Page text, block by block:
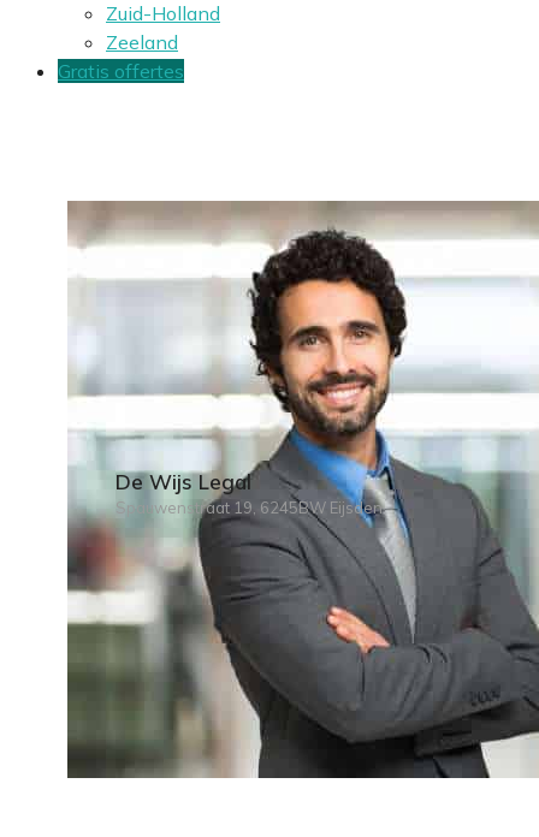
Zuid-Holland
Zeeland
Gratis offertes
De Wijs Legal
Spauwenstraat 19, 6245BW Eijsden